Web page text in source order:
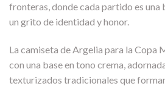
fronteras, donde cada partido es
un grito de identidad y honor.
La camiseta de Argelia para la Copa
con una base en tono crema,
texturizados tradicionales que